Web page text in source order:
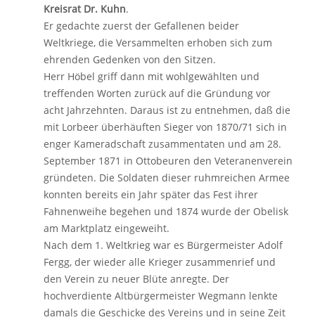
Kreisrat Dr. Kuhn.
Er gedachte zuerst der Gefallenen beider
Weltkriege, die Versammelten erhoben sich zum
ehrenden Gedenken von den Sitzen.
Herr Höbel griff dann mit wohlgewählten und
treffenden Worten zurück auf die Gründung vor
acht Jahrzehnten. Daraus ist zu entnehmen, daß die
mit Lorbeer überhäuften Sieger von 1870/71 sich in
enger Kameradschaft zusammentaten und am 28.
September 1871 in Ottobeuren den Veteranenverein
gründeten. Die Soldaten dieser ruhmreichen Armee
konnten bereits ein Jahr später das Fest ihrer
Fahnenweihe begehen und 1874 wurde der Obelisk
am Marktplatz eingeweiht.
Nach dem 1. Weltkrieg war es Bürgermeister Adolf
Fergg, der wieder alle Krieger zusammenrief und
den Verein zu neuer Blüte anregte. Der
hochverdiente Altbürgermeister Wegmann lenkte
damals die Geschicke des Vereins und in seine Zeit